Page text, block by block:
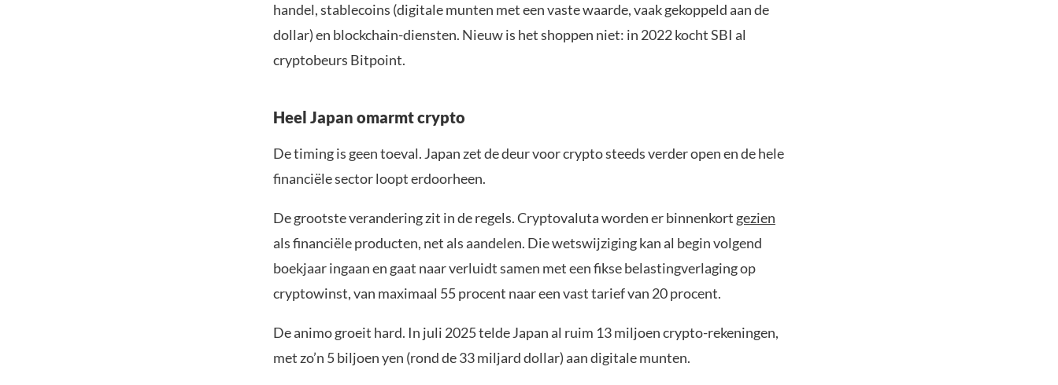
handel, stablecoins (digitale munten met een vaste waarde, vaak gekoppeld aan de
dollar) en blockchain-diensten. Nieuw is het shoppen niet: in 2022 kocht SBI al
cryptobeurs Bitpoint.
Heel Japan omarmt crypto
De timing is geen toeval. Japan zet de deur voor crypto steeds verder open en de hele
financiële sector loopt erdoorheen.
De grootste verandering zit in de regels. Cryptovaluta worden er binnenkort gezien
als financiële producten, net als aandelen. Die wetswijziging kan al begin volgend
boekjaar ingaan en gaat naar verluidt samen met een fikse belastingverlaging op
cryptowinst, van maximaal 55 procent naar een vast tarief van 20 procent.
De animo groeit hard. In juli 2025 telde Japan al ruim 13 miljoen crypto-rekeningen,
met zo’n 5 biljoen yen (rond de 33 miljard dollar) aan digitale munten.